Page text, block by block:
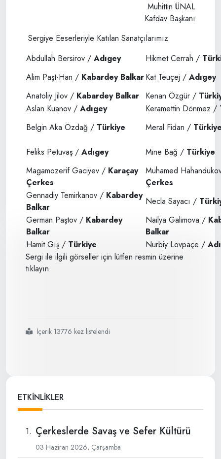
Muhittin ÜNAL
Kafdav Başkanı
Sergiye Eeserleriyle Katılan Sanatçılarımız
Abdullah Bersirov / Adıgey Hikmet Cerrah /
Alim Paşt-Han / Kabardey BalkarKat Teuçej / Adıgey
Anatoliy Jilov / Kabardey Balkar Kenan Özgür /
Aslan Kuanov / Adıgey Keramettin Dönmez /
Belgin Aka Özdağ / Türkiye Meral Fidan /
Feliks Petuvaş / Adıgey Mine Bağ / Türkiye
Magamozerif Gaciyev / Karaçay
Çerkes
Muhamed
Çerkes
Gennadiy Temirkanov / Kabardey
Balkar
Necla Sayacı /
German Paştov / Kabardey
Balkar
Nailya Galimova /
Balkar
Hamit Gış / Türkiye Nurbiy Lovpaçe /
Sergi ile ilgili görseller için lütfen resmin üzerine
tıklayın
#karma
#resim
#sergisi
#savaşsürgünyaşam
İçerik 13776 kez listelendi
ETKİNLİKLER
Çerkeslerde Savaş ve Sefer Kültürü
03 Haziran 2026, Çarşamba